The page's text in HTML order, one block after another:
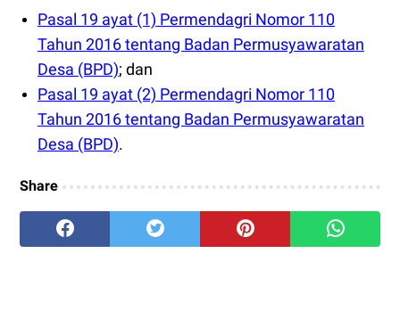
Pasal 19 ayat (1) Permendagri Nomor 110
Tahun 2016 tentang Badan Permusyawaratan
Desa (BPD); dan
Pasal 19 ayat (2) Permendagri Nomor 110
Tahun 2016 tentang Badan Permusyawaratan
Desa (BPD).
Share